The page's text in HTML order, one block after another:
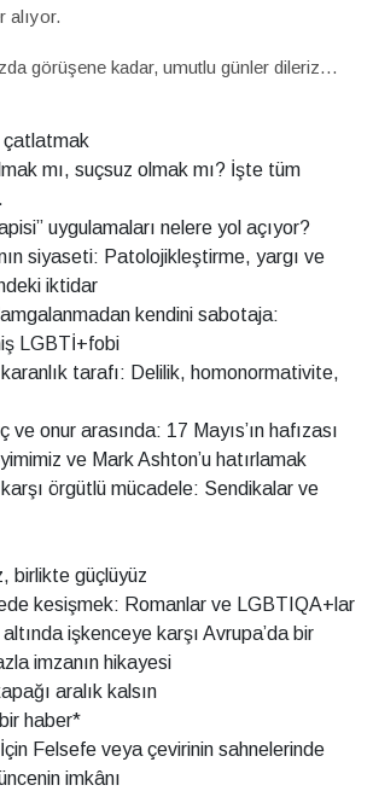
alıyor.
görüşene kadar, umutlu günler dileriz…
çatlatmak
mı, suçsuz olmak mı? İşte tüm
uygulamaları nelere yol açıyor?
siyaseti: Patolojikleştirme, yargı ve
iktidar
kendini sabotaja:
LGBTİ+fobi
karanlık tarafı: Delilik, homonormativite,
ve onur arasında: 17 Mayıs’ın hafızası
ve Mark Ashton’u hatırlamak
karşı örgütlü mücadele: Sendikalar ve
birlikte güçlüyüz
kesişmek: Romanlar ve LGBTIQA+lar
altında işkenceye karşı Avrupa’da bir
imzanın hikayesi
aralık kalsın
haber*
Felsefe veya çevirinin sahnelerinde
imkânı